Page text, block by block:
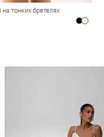
тонких бретелях